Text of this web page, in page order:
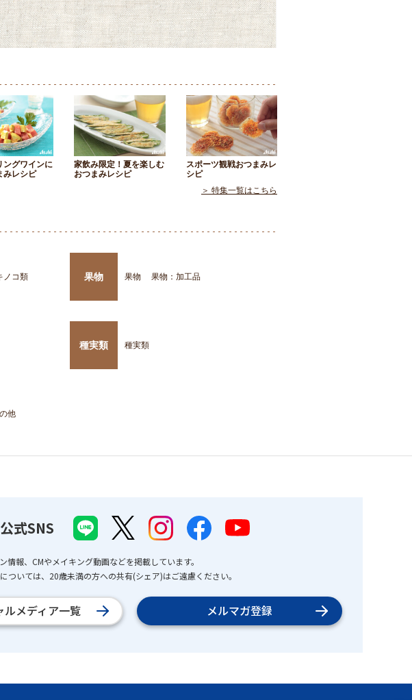
ングワインに
みレシピ
家飲み限定！夏を楽しむ
おつまみレシピ
スポーツ観戦おつまみレ
シピ
＞ 特集一覧はこちら
ノコ類
果物 果物 果物：加工品
種実類 種実類
他
式SNS
情報、CMやメイキング動画などを掲載しています。
ついては、20歳未満の方への共有(シェア)はご遠慮ください。
ルメディア一覧 メルマガ登録